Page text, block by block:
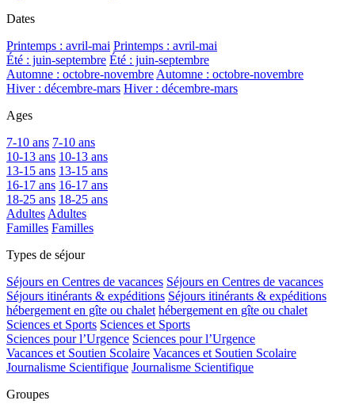
Dates
Printemps : avril-mai Printemps : avril-mai
Été : juin-septembre Été : juin-septembre
Automne : octobre-novembreAutomne : octobre-novembre
Hiver : décembre-mars Hiver : décembre-mars
Ages
7-10 ans 7-10 ans
10-13 ans 10-13 ans
13-15 ans 13-15 ans
16-17 ans 16-17 ans
18-25 ans 18-25 ans
AdultesAdultes
Familles Familles
Types de séjour
Séjours en Centres de vacances Séjours en Centres de vacances
Séjours itinérants & expéditions Séjours itinérants & expéditions
hébergement en gîte ou chalet hébergement en gîte ou chalet
Sciences et Sports Sciences et Sports
Sciences pour l’Urgence Sciences pour l’Urgence
Vacances et Soutien Scolaire Vacances et Soutien Scolaire
Journalisme Scientifique Journalisme Scientifique
Groupes